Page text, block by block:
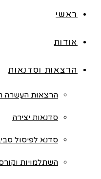
ראשי
אודות
הרצאות וסדנאות
הרצאות העשרה
סדנאות יצירה
סדנא לפיסול
השתלמויות